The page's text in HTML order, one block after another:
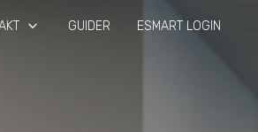
keyboard_arrow_down GUIDER ESMART LOGIN